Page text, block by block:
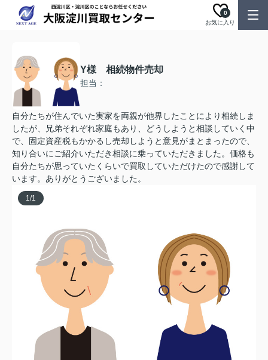
お気に入り
0
Y様 相続物件売却
担当：
自分たちが住んでいた実家を両親が他界したことにより相続しま
したが、兄弟それぞれ家庭もあり、どうしようと相談していく中
で、固定資産税もかかるし売却しようと意見がまとまったので、
知り合いにご紹介いただき相談に乗っていただきました。価格も
自分たちが思っていたくらいで買取していただけたので感謝して
います。ありがとうございました。
1/1